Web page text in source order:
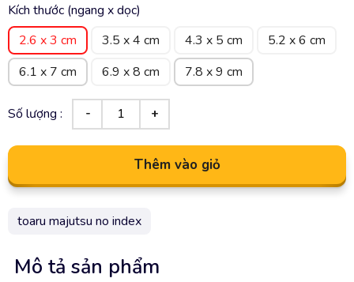
Kích thước (ngang x dọc)
2.6 x 3 cm
3.5 x 4 cm 4.3 x 5 cm
5.2 x 6 cm
6.1 x 7 cm
6.9 x 8 cm 7.8 x 9 cm
Số lượng :
Thêm vào giỏ
toaru majutsu no index
Mô tả sản phẩm